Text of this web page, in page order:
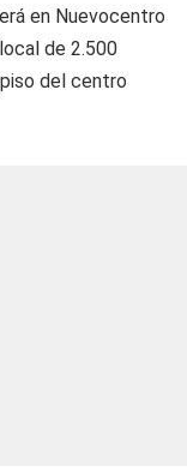
en Nuevocentro
de 2.500
del centro